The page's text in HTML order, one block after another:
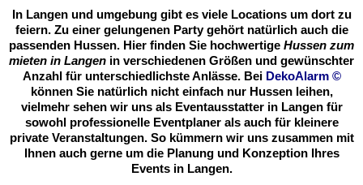
In Langen und umgebung gibt es viele Locations um dort zu
feiern. Zu einer gelungenen Party gehört natürlich auch die
passenden Hussen. Hier finden Sie hochwertige Hussen zum
mieten in Langen in verschiedenen Größen und gewünschter
Anzahl für unterschiedlichste Anlässe. Bei DekoAlarm ©
können Sie natürlich nicht einfach nur Hussen leihen,
vielmehr sehen wir uns als Eventausstatter in Langen für
sowohl professionelle Eventplaner als auch für kleinere
private Veranstaltungen. So kümmern wir uns zusammen mit
Ihnen auch gerne um die Planung und Konzeption Ihres
Events in Langen.